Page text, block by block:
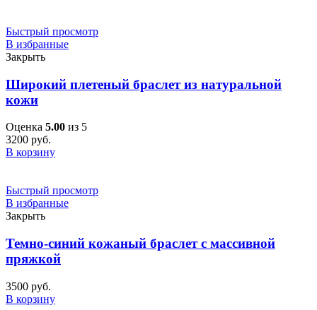
Быстрый просмотр
В избранные
Закрыть
Широкий плетеный браслет из натуральной
кожи
Оценка 5.00 из 5
3200 руб.
В корзину
Быстрый просмотр
В избранные
Закрыть
Темно-синий кожаный браслет с массивной
пряжкой
3500 руб.
В корзину